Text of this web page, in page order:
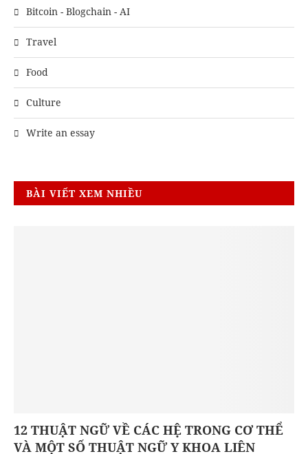
Bitcoin - Blogchain - AI
Travel
Food
Culture
Write an essay
BÀI VIẾT XEM NHIỀU
12 THUẬT NGỮ VỀ CÁC HỆ TRONG CƠ THỂ
VÀ MỘT SỐ THUẬT NGỮ Y KHOA LIÊN